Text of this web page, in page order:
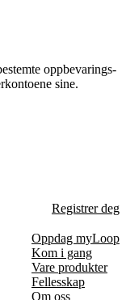
oppbevarings-
sine.
Registrer deg
Oppdag myLoop
Kom i gang
Vare produkter
Fellesskap
Om oss